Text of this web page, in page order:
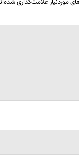
موردنیاز علامت‌گذاری